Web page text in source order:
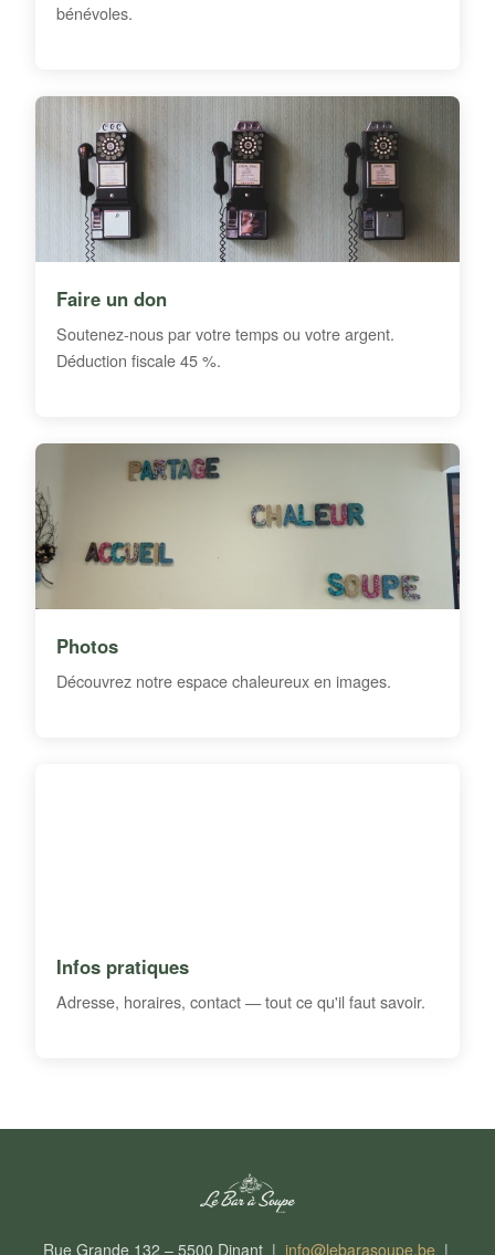
bénévoles.
Faire un don
Soutenez-nous par votre temps ou votre argent.
Déduction fiscale 45 %.
Photos
Découvrez notre espace chaleureux en images.
Infos pratiques
Adresse, horaires, contact — tout ce qu'il faut savoir.
Rue Grande 132 – 5500 Dinant | info@lebarasoupe.be|